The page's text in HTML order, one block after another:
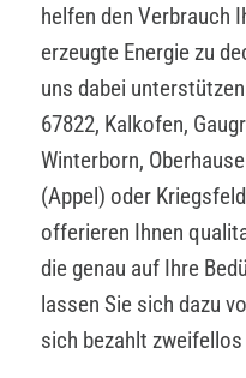
helfen den Verbrauch
erzeugte Energie zu
uns dabei
67822, Kalkofen,
Winterborn,
(Appel) oder
offerieren Ihnen
die genau auf Ihre
lassen Sie sich dazu
sich bezahlt